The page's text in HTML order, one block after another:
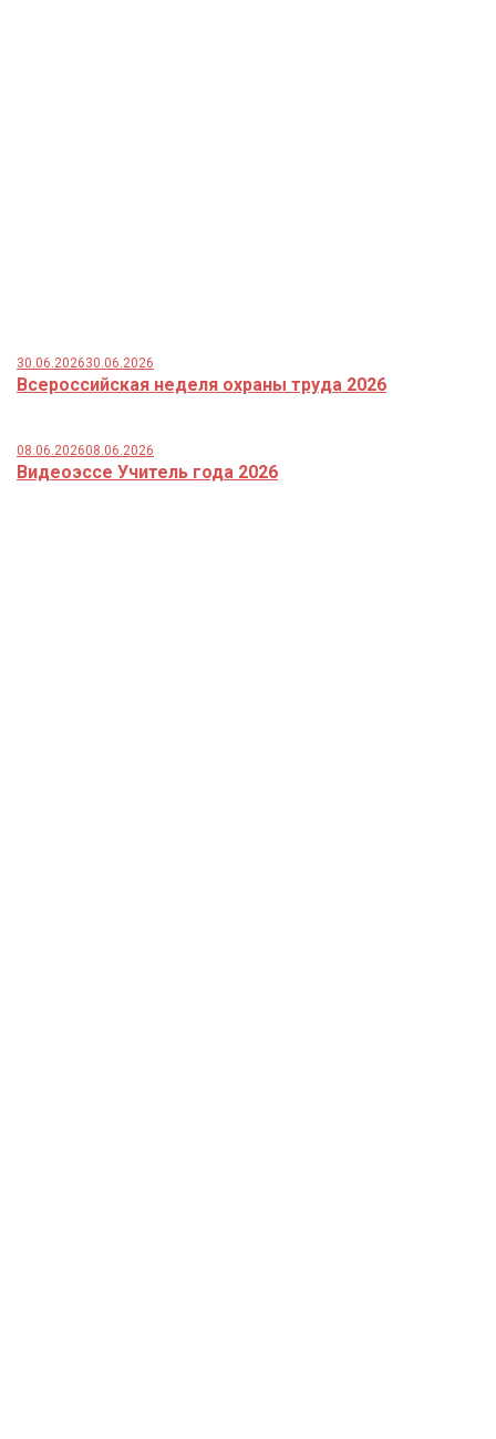
30.06.202630.06.2026
Всероссийская неделя охраны труда 2026
08.06.202608.06.2026
Видеоэссе Учитель года 2026